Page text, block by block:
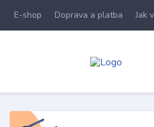
E-shop Doprava a platba Jak